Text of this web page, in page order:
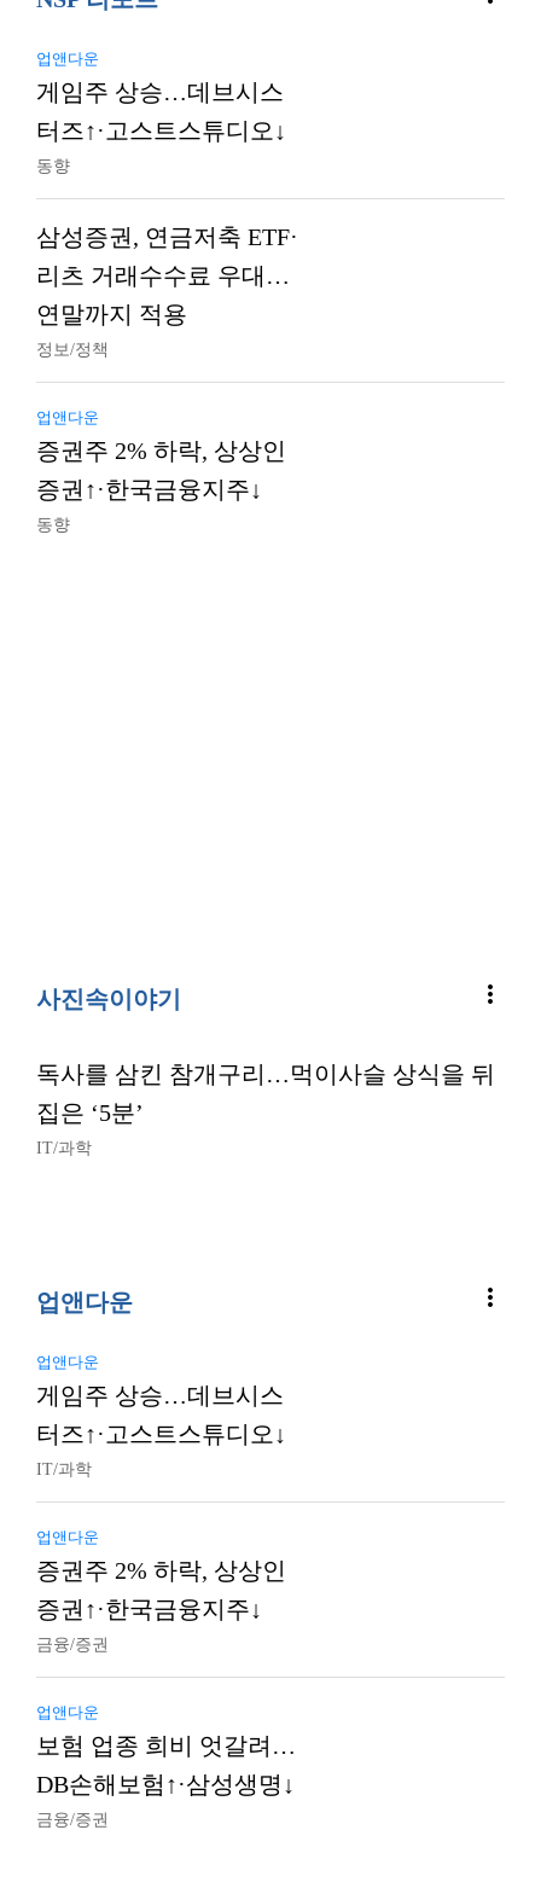
업앤다운
게임주 상승…데브시스
터즈↑·고스트스튜디오↓
동향
삼성증권, 연금저축 ETF·
리츠 거래수수료 우대…
연말까지 적용
정보/정책
업앤다운
증권주 2% 하락, 상상인
증권↑·한국금융지주↓
동향
사진속이야기 more_vert
독사를 삼킨 참개구리…먹이사슬 상식을 뒤
집은 ‘5분’
IT/과학
업앤다운 more_vert
업앤다운
게임주 상승…데브시스
터즈↑·고스트스튜디오↓
IT/과학
업앤다운
증권주 2% 하락, 상상인
증권↑·한국금융지주↓
금융/증권
업앤다운
보험 업종 희비 엇갈려…
DB손해보험↑·삼성생명↓
금융/증권